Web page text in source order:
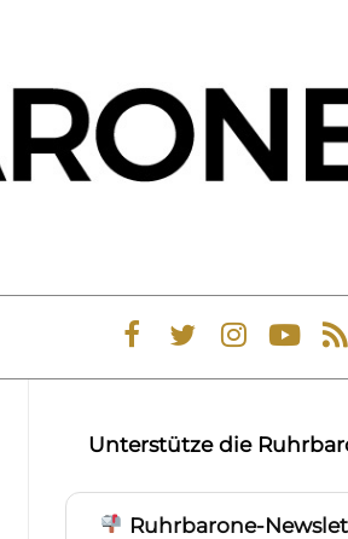
Unterstütze die
Ruhrbarone-